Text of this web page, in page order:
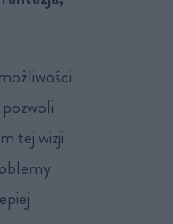
tej wizji